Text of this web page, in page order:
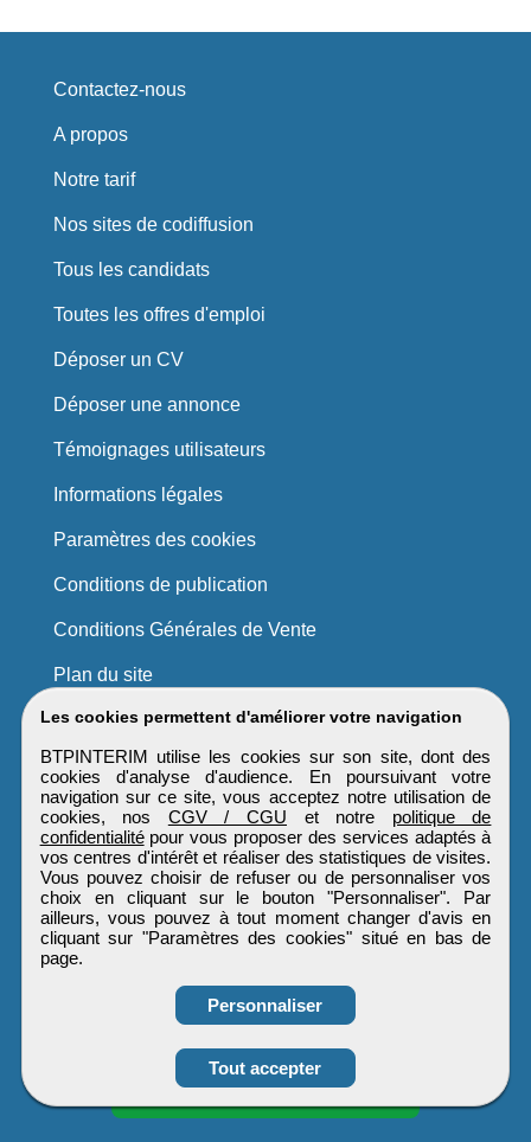
Obtenir ses
coordonnées
Les cookies permettent d'améliorer votre navigation
BTPINTERIM utilise les cookies sur son site, dont des
cookies d'analyse d'audience. En poursuivant votre
navigation sur ce site, vous acceptez notre utilisation de
cookies, nos CGV / CGU et notre politique de
confidentialitépour vous proposer des services adaptés à
vos centres d'intérêt et réaliser des statistiques de visites.
Vous pouvez choisir de refuser ou de personnaliser vos
choix en cliquant sur le bouton "Personnaliser". Par
ailleurs, vous pouvez à tout moment changer d'avis en
cliquant sur "Paramètres des cookies" situé en bas de
page.
Personnaliser
Tout accepter
Contactez-nous
A propos
Notre tarif
Nos sites de codiffusion
Tous les candidats
Toutes les offres d'emploi
Déposer un CV
Déposer une annonce
Témoignages utilisateurs
Informations légales
Paramètres des cookies
Conditions de publication
Conditions Générales de Vente
Plan du site
BTPINTERIM
Tous droits réservés © 1999 - 2026